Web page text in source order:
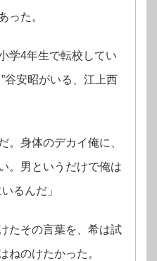
った。
学4年生で転校してい
谷安昭がいる、江上西
。身体のデカイ俺に、
。男というだけで俺は
るんだ」
たその言葉を、希は試
ねのけたかった。